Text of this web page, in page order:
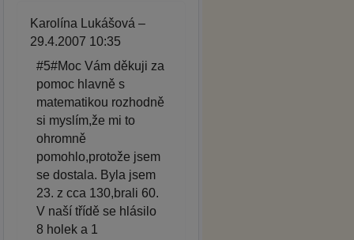
Karolína Lukášová –
29.4.2007 10:35
#5#Moc Vám děkuji za
pomoc hlavně s
matematikou rozhodně
si myslím,že mi to
ohromně
pomohlo,protože jsem
se dostala. Byla jsem
23. z cca 130,brali 60.
V naší třídě se hlásilo
8 holek a 1